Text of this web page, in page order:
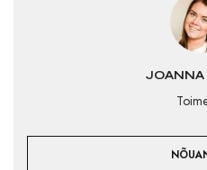
JOANNA